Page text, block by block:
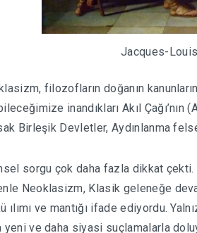
Jacques-
filozofların doğanın
inandıkları Akıl Çağı’nın
Birleşik Devletler, Aydınlanma
sorgu çok daha fazla dikkat çekti.
Neoklasizm, Klasik geleneğe
ılımı ve mantığı ifade ediyordu.
yeni ve daha siyasi suçlamalarla